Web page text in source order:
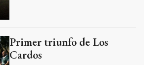
Primer triunfo de Los
Cardos